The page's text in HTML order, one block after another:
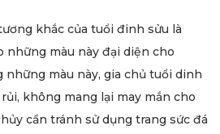
khắc của tuổi đinh sửu là
những màu này đại diện cho
những màu này, gia chủ tuổi dinh
không mang lại may mắn cho
cần tránh sử dụng trang sức đá